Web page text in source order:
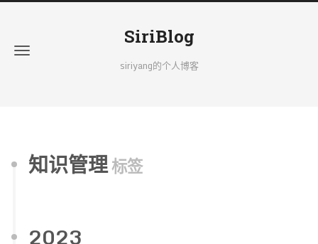
SiriBlog
siriyang的个人博客
知识管理标签
2023